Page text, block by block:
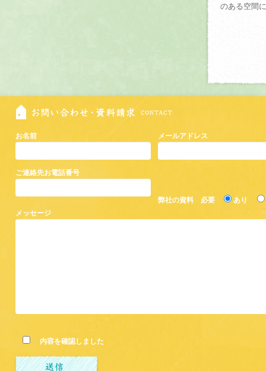
のある空間
お名前
ご連絡先お電話番号
メールアドレス
弊社の資料 必要
あり
メッセージ
内容を確認しました